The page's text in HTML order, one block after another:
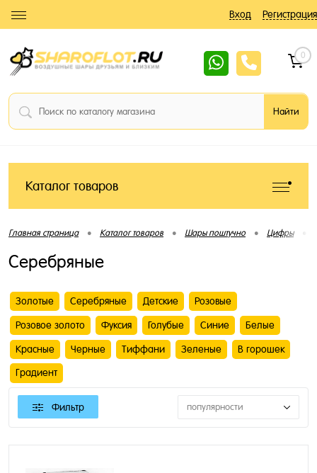
Вход Регистрация
0
Каталог товаров
Главная страница • Каталог товаров • Шары поштучно • Цифры
Серебряные
Золотые Серебряные Детские Розовые
Розовое золото Фуксия Голубые Синие Белые
Красные Черные Тиффани Зеленые В горошек
Градиент
Фильтр популярности